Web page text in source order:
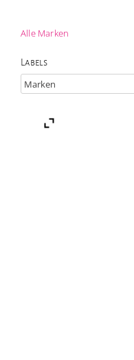
Alle Marken
Labels